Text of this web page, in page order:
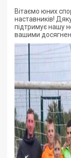
Вітаємо юних
наставників!
підтримує нашу
вашими